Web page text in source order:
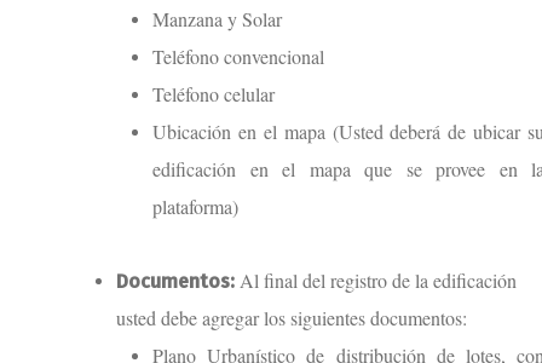
Manzana y Solar
Teléfono convencional
Teléfono celular
Ubicación en el mapa (Usted deberá de ubicar
edificación en el mapa que se provee en
plataforma)
Documentos: Al final del registro de la edificación
usted debe agregar los siguientes documentos:
Plano Urbanístico de distribución de lotes,